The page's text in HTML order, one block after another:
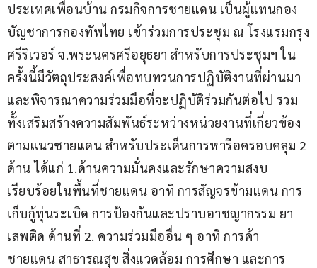
ประเทศเพื่อนบ้าน กรมกิจการชายแดน เป็นผู้แทนกอง
บัญชาการกองทัพไทย เข้าร่วมการประชุม ณ โรงแรมกรุง
ศรีริเวอร์ จ.พระนครศรีอยุธยา สำหรับการประชุมฯ ใน
ครั้งนี้มีวัตถุประสงค์เพื่อทบทวนการปฏิบัติงานที่ผ่านมา
และพิจารณาความร่วมมือที่จะปฏิบัติร่วมกันต่อไป รวม
ทั้งเสริมสร้างความสัมพันธ์ระหว่างหน่วยงานที่เกี่ยวข้อง
ตามแนวชายแดน สำหรับประเด็นการหารือครอบคลุม 2
ด้าน ได้แก่ 1.ด้านความมั่นคงและรักษาความสงบ
เรียบร้อยในพื้นที่ชายแดน อาทิ การสัญจรข้ามแดน การ
เก็บกู้ทุ่นระเบิด การป้องกันและปราบอาชญากรรม ยา
เสพติด ด้านที่ 2. ความร่วมมืออื่น ๆ อาทิ การค้า
ชายแดน สาธารณสุข สิ่งแวดล้อม การศึกษา และการ